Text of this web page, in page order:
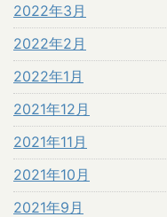
2022年3月
2022年2月
2022年1月
2021年12月
2021年11月
2021年10月
2021年9月